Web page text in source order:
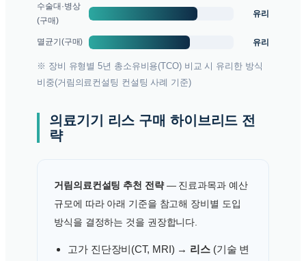
수술대·병상
(구매)
유리
멸균기(구매) 유리
※ 장비 유형별 5년 총소유비용(TCO) 비교 시 유리한 방식
비중(거림의료컨설팅 컨설팅 사례 기준)
의료기기 리스 구매 하이브리드 전
략
거림의료컨설팅 추천 전략— 진료과목과 예산
규모에 따라 아래 기준을 참고해 장비별 도입
방식을 결정하는 것을 권장합니다.
고가 진단장비(CT, MRI) → 리스(기술 변